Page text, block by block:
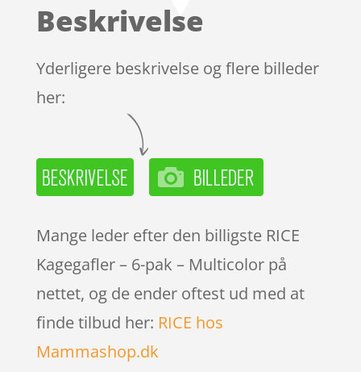
kundebedøm
Beskrivelse
Yderligere beskrivelse og flere billeder
her:
Mange leder efter den billigste RICE
Kagegafler – 6-pak – Multicolor på
nettet, og de ender oftest ud med at
finde tilbud her: RICE hos
Mammashop.dk